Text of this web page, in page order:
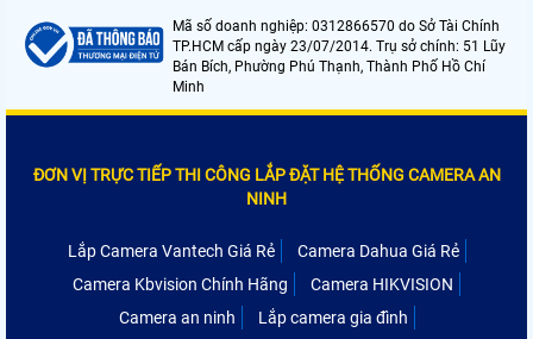
Mã số doanh nghiệp: 0312866570 do Sở Tài Chính
TP.HCM cấp ngày 23/07/2014. Trụ sở chính: 51 Lũy
Bán Bích, Phường Phú Thạnh, Thành Phố Hồ Chí
Minh
ĐƠN VỊ TRỰC TIẾP THI CÔNG LẮP ĐẶT HỆ THỐNG CAMERA AN
NINH
Lắp Camera Vantech Giá Rẻ
Camera Dahua Giá Rẻ
Camera Kbvision Chính Hãng
Camera HIKVISION
Camera an ninh
Lắp camera gia đình